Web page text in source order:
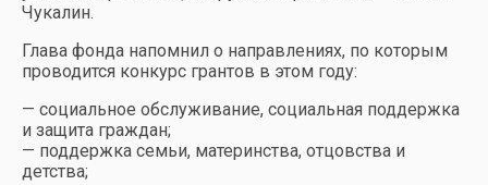
Чукалин.
Глава фонда напомнил о направлениях, по которым
проводится конкурс грантов в этом году:
— социальное обслуживание, социальная поддержка
и защита граждан;
— поддержка семьи, материнства, отцовства и
детства;